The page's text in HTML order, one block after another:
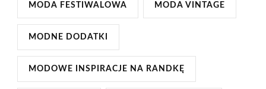
MODA FESTIWALOWA MODA VINTAGE
MODNE DODATKI
MODOWE INSPIRACJE NA RANDKĘ